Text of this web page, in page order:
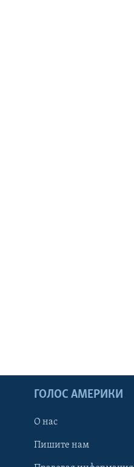
ГОЛОС АМЕРИКИ
О нас
Пишите нам